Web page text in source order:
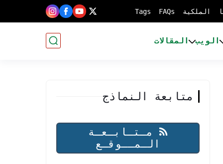
الملكية FAQs
Tags
الويب المقالات
متابعة النماذج
مـتـابـعـة
الـمــوقـع